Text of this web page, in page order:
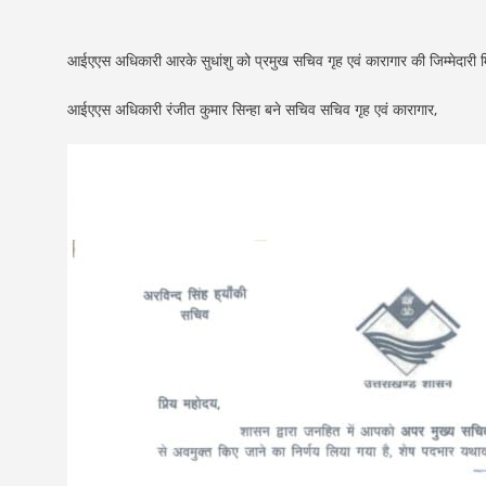
आईएएस अधिकारी आरके सुधांशु को प्रमुख सचिव गृह एवं कारागार की जिम्मेदारी
आईएएस अधिकारी रंजीत कुमार सिन्हा बने सचिव सचिव गृह एवं कारागार,